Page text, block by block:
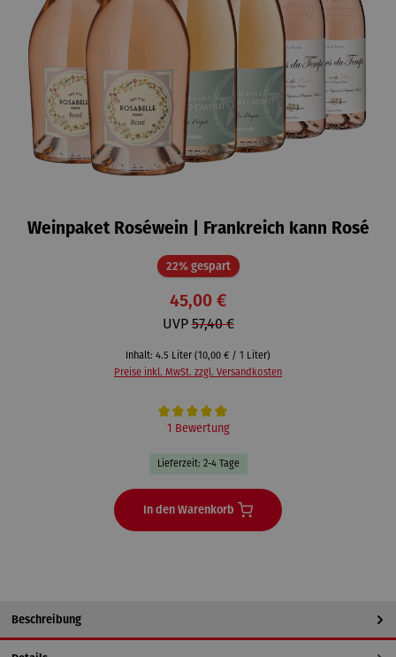
Weinpaket Roséwein | Frankreich kann Rosé
22% gespartRabatt
45,00 €
UVP57,40 €
Inhalt: 4.5 Liter (10,00 € / 1 Liter)
Preise inkl. MwSt. zzgl. Versandkosten
Durchschnittliche Bewertung von 5 von 5 Sternen
1 Bewertung
Lieferzeit: 2-4 Tage
In den Warenkorb
Beschreibung